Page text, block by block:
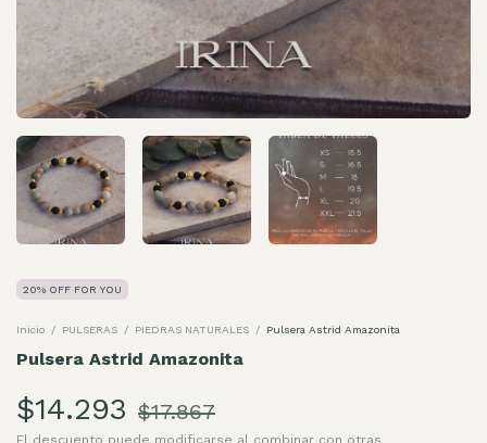
20% OFF FOR YOU
Inicio / PULSERAS / PIEDRAS NATURALES / Pulsera Astrid Amazonita
Pulsera Astrid Amazonita
$14.293 $17.867
El descuento puede modificarse al combinar con otras